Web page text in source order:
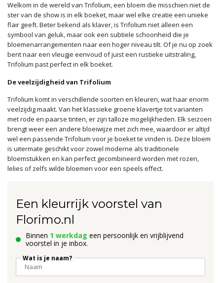
Welkom in de wereld van Trifolium, een bloem die misschien niet de
ster van de show is in elk boeket, maar wel elke creatie een unieke
flair geeft. Beter bekend als klaver, is Trifolium niet alleen een
symbool van geluk, maar ook een subtiele schoonheid die je
bloemenarrangementen naar een hoger niveau tilt. Of je nu op zoek
bent naar een vleugje eenvoud of juist een rustieke uitstraling,
Trifolium past perfect in elk boeket.
De veelzijdigheid van Trifolium
Trifolium komt in verschillende soorten en kleuren, wat haar enorm
veelzijdig maakt. Van het klassieke groene klavertje tot varianten
met rode en paarse tinten, er zijn talloze mogelijkheden. Elk seizoen
brengt weer een andere bloeiwijze met zich mee, waardoor er altijd
wel een passende Trifolium voor je boeket te vinden is. Deze bloem
is uitermate geschikt voor zowel moderne als traditionele
bloemstukken en kan perfect gecombineerd worden met rozen,
lelies of zelfs wilde bloemen voor een speels effect.
Een kleurrijk voorstel van
Florimo.nl
Binnen 1 werkdag een persoonlijk en vrijblijvend
voorstel in je inbox.
Wat is je naam?